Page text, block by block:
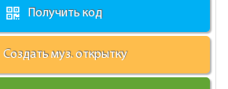
Получить код
Создать муз. открытку